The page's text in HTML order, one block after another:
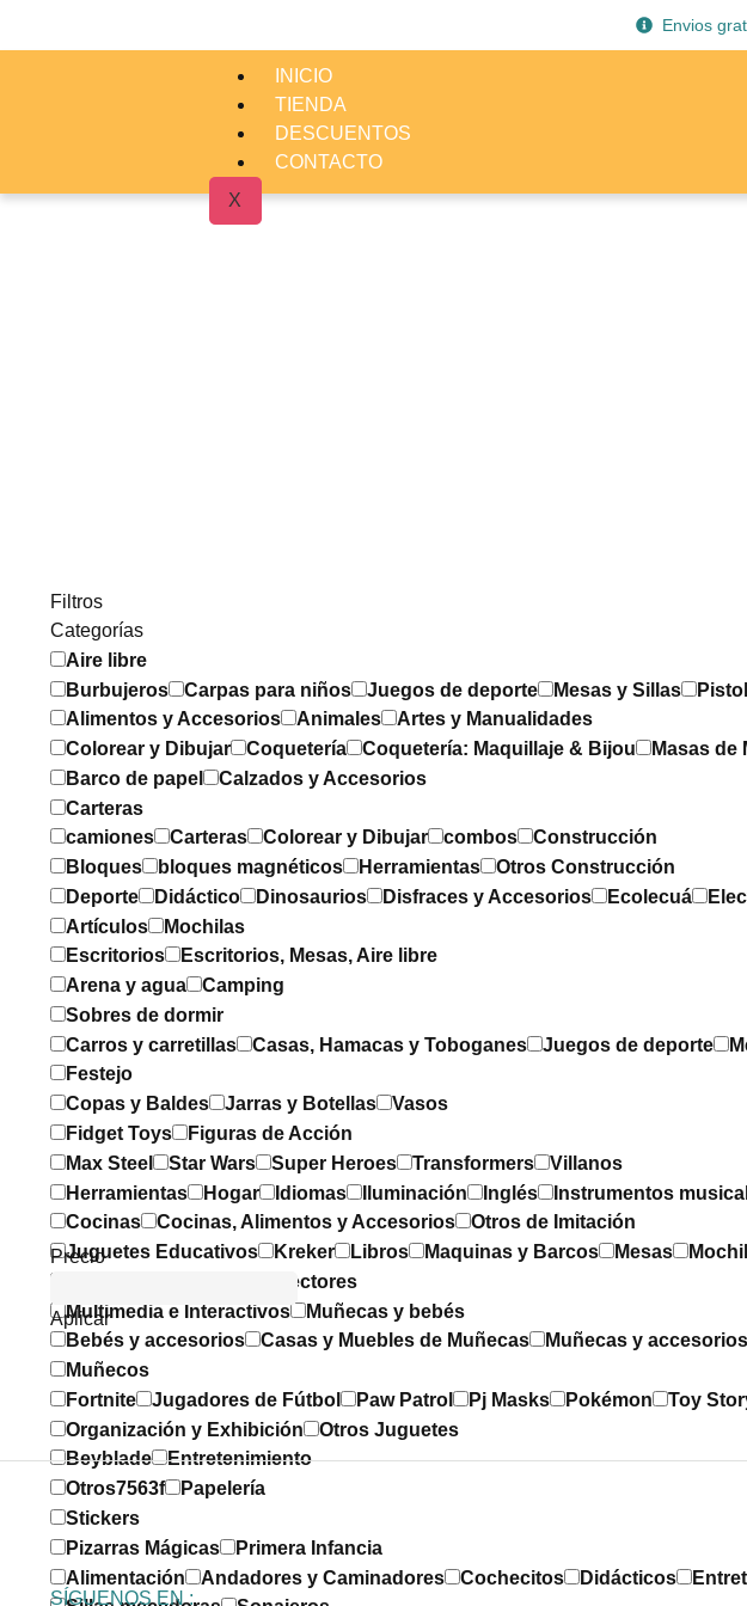
Envios
INICIO
TIENDA
DESCUENTOS
CONTACTO
X
Filtros
Categorías
Aire libre
Burbujeros
Carpas para niños Juegos de deporte Mesas y Sillas
Alimentos y Accesorios
Animales
Artes y Manualidades
Colorear y Dibujar
Coquetería Coquetería: Maquillaje & Bijou Masas de
Barco de papel
Calzados y Accesorios
Carteras
camiones
Carteras Colorear y Dibujar combos
Construcción
Bloques
bloques magnéticos Herramientas
Otros Construcción
Deporte
Didáctico Dinosaurios Disfraces y Accesorios Ecolecuá
Artículos
Mochilas
Escritorios
Escritorios, Mesas, Aire libre
Arena y agua
Camping
Sobres de dormir
Carros y carretillas
Casas, Hamacas y Toboganes Juegos de deporte
Festejo
Copas y Baldes
Jarras y Botellas
Vasos
Fidget Toys
Figuras de Acción
Max Steel
Star Wars Super Heroes Transformers
Villanos
Herramientas
Hogar Idiomas Iluminación Inglés Instrumentos
Cocinas
Cocinas, Alimentos y Accesorios
Otros de Imitación
Juguetes Educativos
Kreker Libros Maquinas y Barcos Mesas
Proyectores
Multimedia e Interactivos
Muñecas y bebés
Bebés y accesorios
Casas y Muebles de Muñecas
Muñecas y accesorios
Muñecos
Fortnite
Jugadores de Fútbol Paw Patrol Pj Masks Pokémon Toy
Organización y Exhibición
Otros Juguetes
Beyblade
Entretenimiento
Otros7563f
Papelería
Stickers
Pizarras Mágicas
Primera Infancia
Alimentación
Andadores y Caminadores Cochecitos Didácticos
Precio
Aplicar
SÍGUENOS EN :